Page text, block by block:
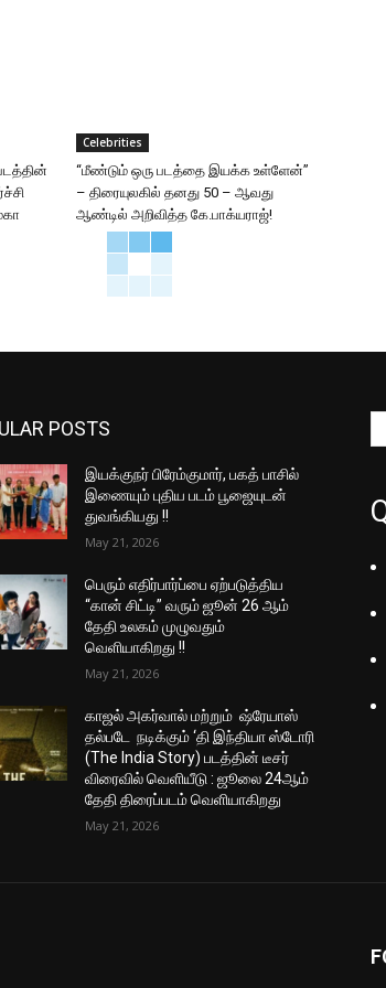
Celebrities
“மீண்டும் ஒரு படத்தை இயக்க உள்ளேன்”
– திரையுலகில் தனது 50 – ஆவது
ஆண்டில் அறிவித்த கே.பாக்யராஜ்!
POSTS
இயக்குநர் பிரேம்குமார், பகத் பாசில்
இணையும் புதிய படம் பூஜையுடன்
துவங்கியது !!
May 21, 2026
பெரும் எதிர்பார்ப்பை ஏற்படுத்திய
“கான் சிட்டி” வரும் ஜூன் 26 ஆம்
தேதி உலகம் முழுவதும்
வெளியாகிறது !!
May 21, 2026
காஜல் அகர்வால் மற்றும் ஷ்ரேயாஸ்
தல்படே நடிக்கும் ‘தி இந்தியா ஸ்டோரி
(The India Story) படத்தின் டீசர்
விரைவில் வெளியீடு : ஜூலை 24ஆம்
தேதி திரைப்படம் வெளியாகிறது
May 21, 2026